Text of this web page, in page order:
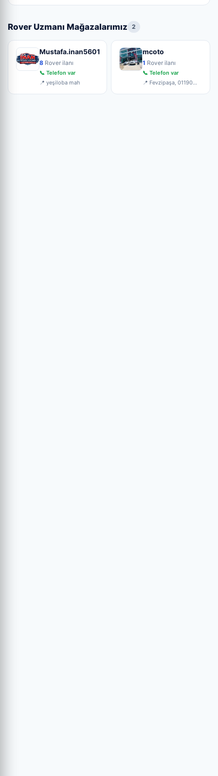
Rover Uzmanı Mağazalarımız 2
Mustafa.inan5601
8 Rover ilanı
📞 Telefon var
📍 yeşiloba mah
mcoto
1 Rover ilanı
📞 Telefon var
📍 Fevzipaşa, 01190